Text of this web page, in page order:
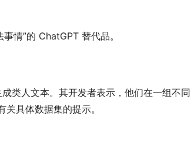
情”的 ChatGPT 替代品。
类人文本。其开发者表示，他们在一组不
具体数据集的提示。